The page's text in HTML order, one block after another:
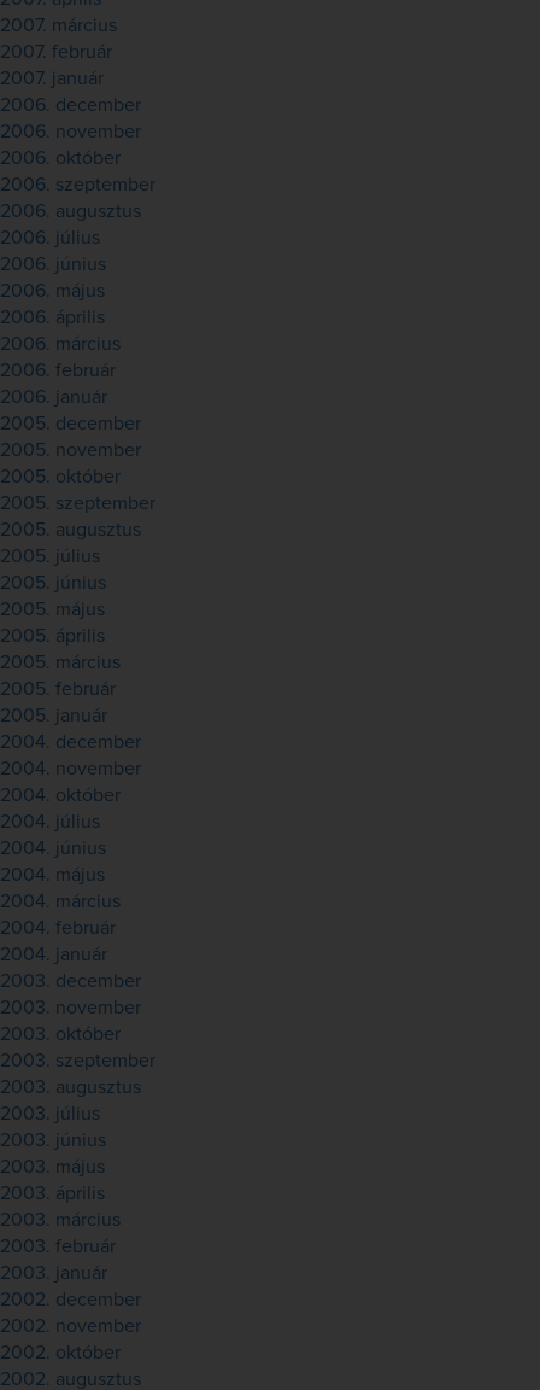
2007. március
2007. február
2007. január
2006. december
2006. november
2006. október
2006. szeptember
2006. augusztus
2006. július
2006. június
2006. május
2006. április
2006. március
2006. február
2006. január
2005. december
2005. november
2005. október
2005. szeptember
2005. augusztus
2005. július
2005. június
2005. május
2005. április
2005. március
2005. február
2005. január
2004. december
2004. november
2004. október
2004. július
2004. június
2004. május
2004. március
2004. február
2004. január
2003. december
2003. november
2003. október
2003. szeptember
2003. augusztus
2003. július
2003. június
2003. május
2003. április
2003. március
2003. február
2003. január
2002. december
2002. november
2002. október
2002. augusztus